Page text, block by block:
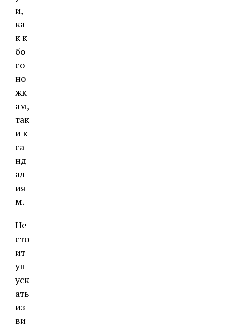
и,
ка
к к
бо
со
но
жк
ам,
так
и к
са
нд
ал
ия
м.
Не
сто
ит
уп
уск
ать
из
ви